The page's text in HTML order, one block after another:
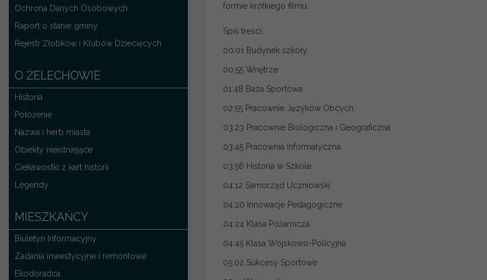
Ochrona Danych Osobowych
Raport o stanie gminy
Rejestr Żłobków i Klubów Dziecięcych
O ŻELECHOWIE
Historia
Położenie
Nazwa i herb miasta
Obiekty nieistniejące
Ciekawostki z kart historii
Legendy
MIESZKAŃCY
Biuletyn Informacyjny
Zadania inwestycyjne i remontowe
Ekodoradca
formie krótkiego filmu.
Spis treści:
00:01 Budynek szkoły
00:55 Wnętrze
01:48 Baza Sportowa
02:55 Pracownie Języków Obcych
03:23 Pracownie Biologiczna i Geograficzna
03:45 Pracownia Informatyczna
03:56 Historia w Szkole
04:12 Samorząd Uczniowski
04:20 Innowacje Pedagogiczne
04:24 Klasa Pożarnicza
04:45 Klasa Wojskowo-Policyjna
05:02 Sukcesy Sportowe